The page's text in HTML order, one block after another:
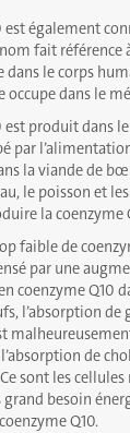
est également
fait référence
dans le corps
occupe dans le
est produit dans
par
la viande de
le poisson et
la
faible de
par une
coenzyme Q10
l’absorption de
de
sont les
besoin
Q10.